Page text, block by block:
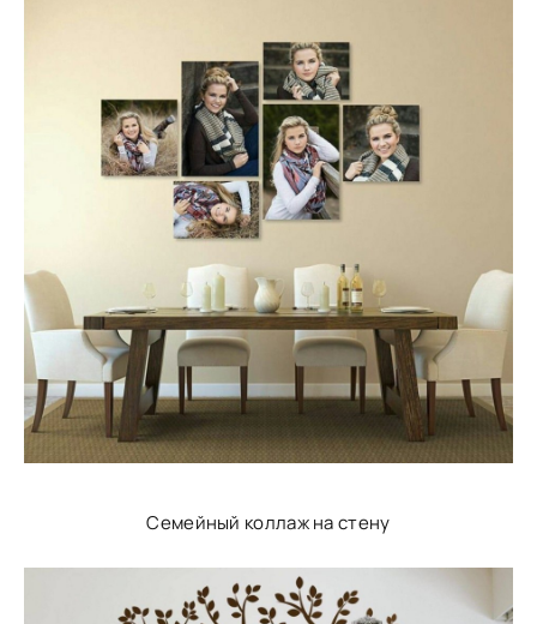
Семейный коллаж на стену